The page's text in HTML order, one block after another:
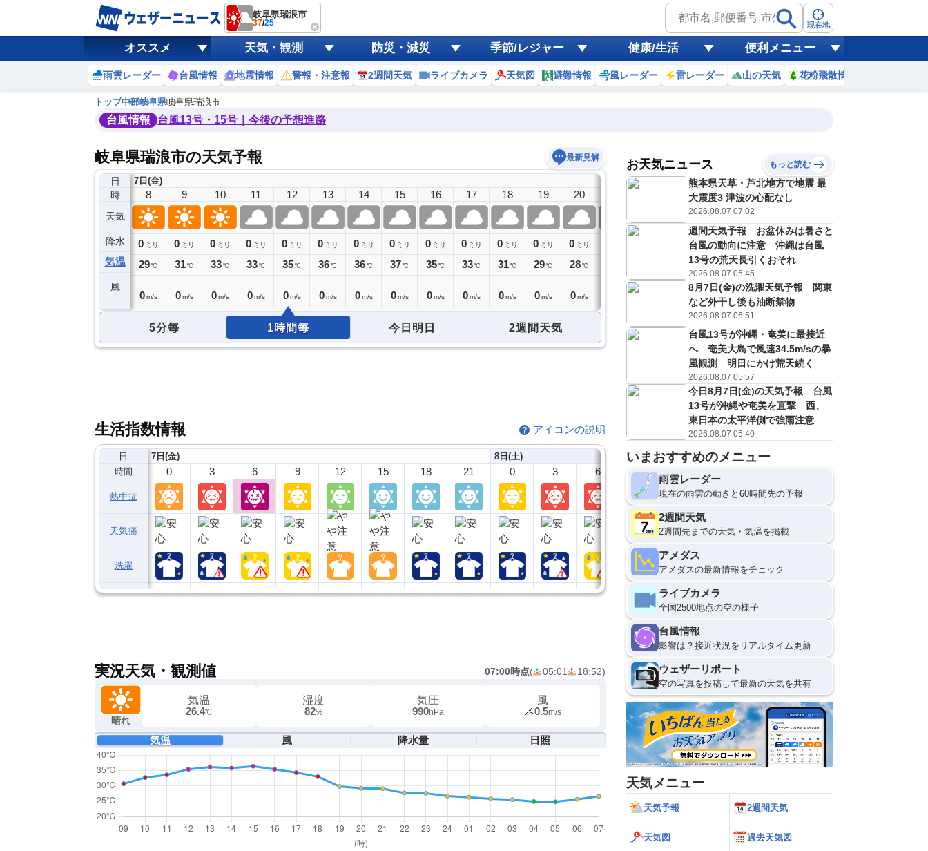
岐阜県瑞浪市
37/25 現在地
オススメ 天気・観測 防災・減災 季節/レジャー 健康/生活 便利メニュー
雨雲レーダー 台風情報 地震情報 警報・注意報 2週間天気 ライブカメラ 天気図 避難情報 風レーダー 雷レーダー 山の天気 花粉飛散情報
トップ中部岐阜県岐阜県瑞浪市
台風情報 台風13号・15号｜今後の予想進路
岐阜県瑞浪市の天気予報 最新見解
日
時
天気
降水
気温
風
7日(金)
7
0ミリ
26℃
8
0 ミリ
29℃
0 m/s
9
0 ミリ
31℃
0 m/s
10
0 ミリ
33℃
0 m/s
11
0 ミリ
33℃
0 m/s
12
0 ミリ
35℃
0 m/s
13
0 ミリ
36℃
0 m/s
14
0 ミリ
36℃
0 m/s
15
0 ミリ
37℃
0 m/s
16
0 ミリ
35℃
0 m/s
17
0 ミリ
33℃
0 m/s
18
0 ミリ
31℃
0 m/s
19
0 ミリ
29℃
0 m/s
20
0 ミリ
28℃
0 m/s
23
ミリ
26℃
m/s
8日(土)
0
0ミリ
25℃
0m/s
1
0ミリ
25℃
0m/s
0 ミリ
25
0
0
0
5分毎 1時間毎 今日明日 2週間天気
生活指数情報 アイコンの説明
日
時間
熱中症
天気痛
洗濯
7日(金)
0 3 6 9 12 15 18 21
8日(土)
0 3 6 9 12
実況天気・観測値 07:00時点( 05:01 18:52)
晴れ
気温
26.4℃
湿度
82%
気圧
990hPa
風
0.5m/s
気温 風 降水量 日照
お天気ニュース もっと読む
熊本県天草・芦北地方で地震 最
大震度3 津波の心配なし
2026.08.07 07:02
週間天気予報 お盆休みは暑さと
台風の動向に注意 沖縄は台風
13号の荒天長引くおそれ
2026.08.07 05:45
8月7日(金)の洗濯天気予報 関東
など外干し後も油断禁物
2026.08.07 06:51
台風13号が沖縄・奄美に最接近
へ 奄美大島で風速34.5m/sの暴
風観測 明日にかけ荒天続く
2026.08.07 05:57
今日8月7日(金)の天気予報 台風
13号が沖縄や奄美を直撃 西、
東日本の太平洋側で強雨注意
2026.08.07 05:40
いまおすすめのメニュー
雨雲レーダー
現在の雨雲の動きと60時間先の予報
2週間天気
2週間先までの天気・気温を掲載
アメダス
アメダスの最新情報をチェック
ライブカメラ
全国2500地点の空の様子
台風情報
影響は？接近状況をリアルタイム更新
ウェザーリポート
空の写真を投稿して最新の天気を共有
天気メニュー
天気予報 2週間天気
天気図 過去天気図